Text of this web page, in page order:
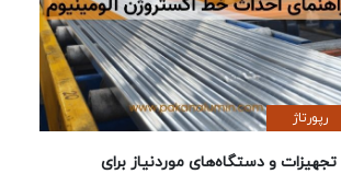
رپورتاژ
تجهیزات و دستگاه‌های موردنیاز برای